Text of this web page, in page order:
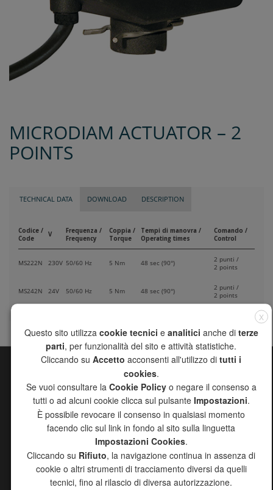
MICRODIAM ACTUATOR – 2
POINTS
TECHNICAL DATA DOWNLOAD DESCRIPTION
Codice /
Code
V
Frequenza /
Frequency
Coppia /
Torque
Tempi di manovra /
Operating times
Comando /
Control
MS222N 230V 50/60 Hz 5 Nm 48 sec (90°)
2 punti /
2 points
MS242N 24V 50/60 Hz 5 Nm 48 sec (90°)
2 punti /
2 points
SITE MAP
CHANNEL
COMPANY
PRODUCTS
DOWNLOAD
NEWS
CONTACTS
X
Questo sito utilizza cookie tecnici e analitici anche di terze
parti, per funzionalità del sito e attività statistiche.
Cliccando su Accetto acconsenti all'utilizzo di tutti i
cookies.
Se vuoi consultare la Cookie Policyo negare il consenso a
tutti o ad alcuni cookie clicca sul pulsante Impostazioni.
È possibile revocare il consenso in qualsiasi momento
facendo clic sul link in fondo al sito sulla linguetta
Impostazioni Cookies.
Cliccando su Rifiuto, la navigazione continua in assenza di
cookie o altri strumenti di tracciamento diversi da quelli
tecnici, fino al rilascio di diversa autorizzazione.